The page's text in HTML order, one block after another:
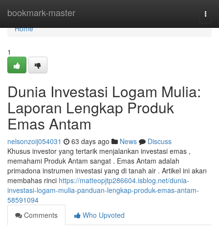
bookmark-master
Home
Home
1
Dunia Investasi Logam Mulia:
Laporan Lengkap Produk
Emas Antam
nelsonzoij054031 63 days ago News
Discuss
Khusus investor yang tertarik menjalankan investasi emas ,
memahami Produk Antam sangat . Emas Antam adalah
primadona instrumen investasi yang di tanah air . Artikel ini akan
membahas rinci https://matteopjtp286604.isblog.net/dunia-
investasi-logam-mulia-panduan-lengkap-produk-emas-antam-
58591094
Comments
Who Upvoted